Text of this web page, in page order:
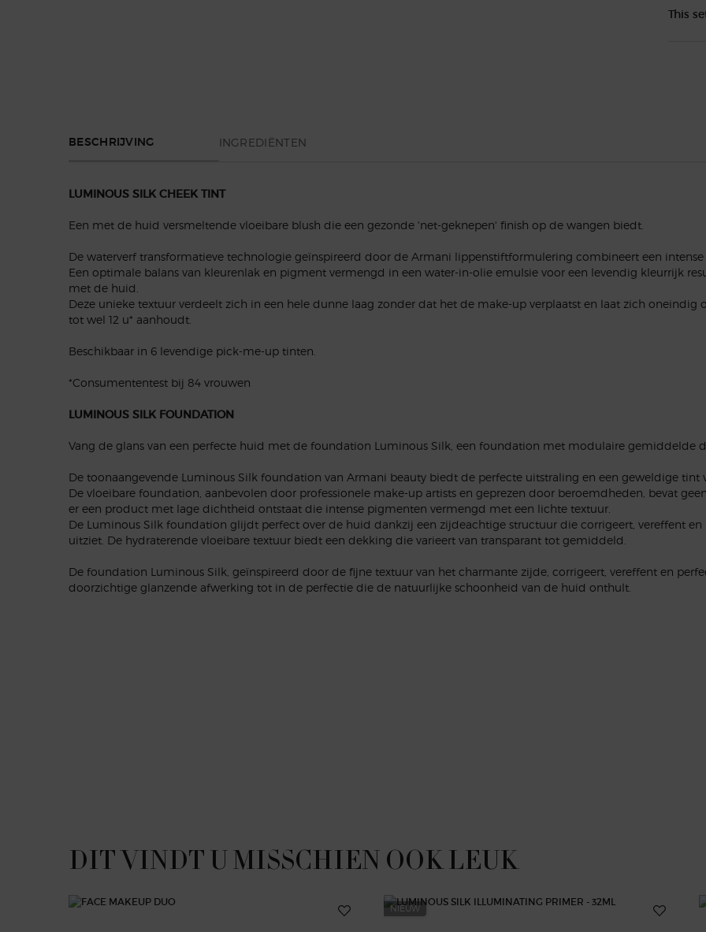
This
BESCHRIJVING INGREDIËNTEN
LUMINOUS SILK CHEEK TINT
Een met de huid versmeltende vloeibare blush die een gezonde 'net-geknepen' finish op de wangen biedt.
De waterverf transformatieve technologie geïnspireerd door de Armani lippenstiftformulering combineert een
Een optimale balans van kleurenlak en pigment vermengd in een water-in-olie emulsie voor een levendig kleurrijk
met de huid.
Deze unieke textuur verdeelt zich in een hele dunne laag zonder dat het de make-up verplaatst en laat zich
tot wel 12 u* aanhoudt.
Beschikbaar in 6 levendige pick-me-up tinten.
*Consumententest bij 84 vrouwen
LUMINOUS SILK FOUNDATION
Vang de glans van een perfecte huid met de foundation Luminous Silk, een foundation met modulaire gemiddelde
De toonaangevende Luminous Silk foundation van Armani beauty biedt de perfecte uitstraling en een geweldige
De vloeibare foundation, aanbevolen door professionele make-up artists en geprezen door beroemdheden, bevat
er een product met lage dichtheid ontstaat die intense pigmenten vermengd met een lichte textuur.
De Luminous Silk foundation glijdt perfect over de huid dankzij een zijdeachtige structuur die corrigeert, vereffent
uitziet. De hydraterende vloeibare textuur biedt een dekking die varieert van transparant tot gemiddeld.
De foundation Luminous Silk, geïnspireerd door de fijne textuur van het charmante zijde, corrigeert, vereffent en
doorzichtige glanzende afwerking tot in de perfectie die de natuurlijke schoonheid van de huid onthult.
DIT VINDT U MISSCHIEN OOK LEUK
NIEUW